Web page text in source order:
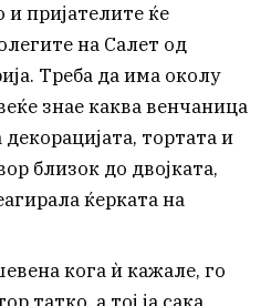
и пријателите ќе
на Салет од
Треба да има околу
знае каква венчаница
декорацијата, тортата и
близок до двојката,
ќерката на
кога ѝ кажале, го